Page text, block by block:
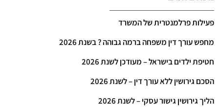
פעילות פרלמנטרית של המשרד
מחפש עורך דין משפחה ברמה גבוהה ? בשנת 2026
חטיפת ילדים בישראל – מעודכן לשנת 2026
הסכם גירושין ללא עורך דין – לשנת 2026
הליך גירושין גישור עסקי – לשנת 2026